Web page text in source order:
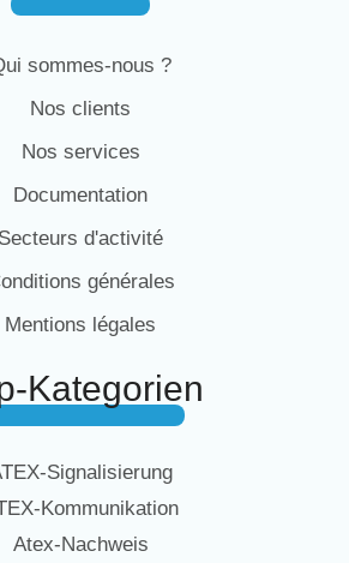
sommes-nous ?
Nos clients
Nos services
Documentation
Secteurs d'activité
générales
Mentions légales
Kategorien
Signalisierung
Kommunikation
Atex-Nachweis